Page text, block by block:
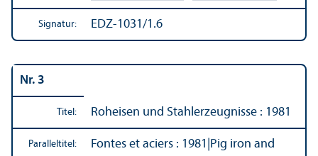
Signatur: EDZ-1031/1.6
Nr. 3
Titel: Roheisen und Stahlerzeugnisse : 1981
Paralleltitel: Fontes et aciers : 1981 Pig iron and